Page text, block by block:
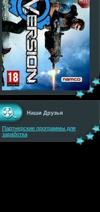
Наши Друзья
Партнерские программы для
заработка